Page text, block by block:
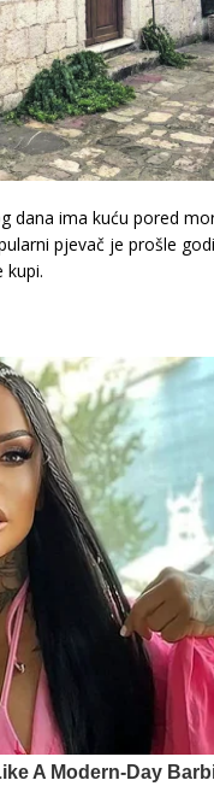
dana ima kuću pored
pjevač je prošle
kupi.